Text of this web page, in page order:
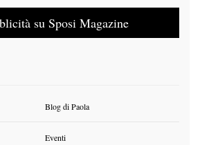
su Sposi Magazine
Blog di Paola
Eventi